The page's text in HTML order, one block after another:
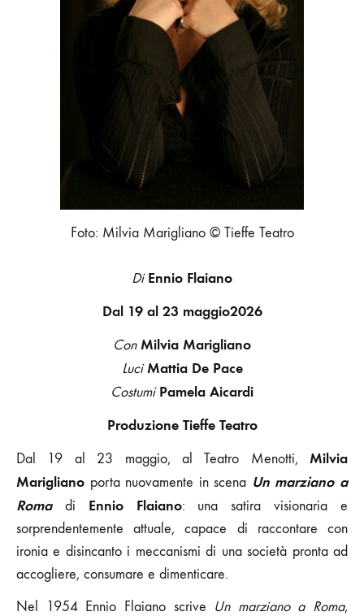
Foto: Milvia Marigliano © Tieffe Teatro
Di Ennio Flaiano
Dal 19 al 23 maggio2026
Con Milvia Marigliano
LuciMattia De Pace
Costumi Pamela Aicardi
Produzione Tieffe Teatro
Dal 19 al 23 maggio, al Teatro Menotti, Milvia
Marigliano porta nuovamente in scena Un marziano a
Romadi Ennio Flaiano: una satira visionaria e
sorprendentemente attuale, capace di raccontare con
ironia e disincanto i meccanismi di una società pronta ad
accogliere, consumare e dimenticare.
Nel 1954 Ennio Flaiano scrive Un marziano a Roma,